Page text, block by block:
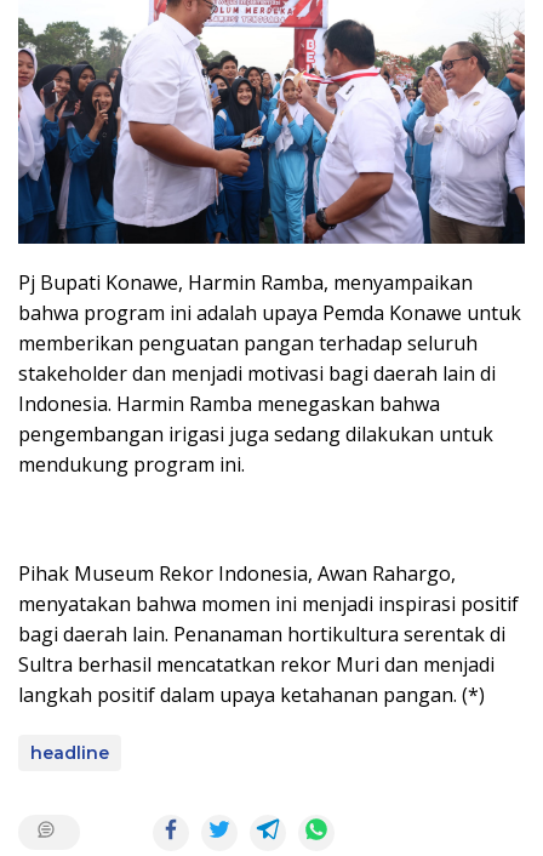
Pj Bupati Konawe, Harmin Ramba, menyampaikan
bahwa program ini adalah upaya Pemda Konawe untuk
memberikan penguatan pangan terhadap seluruh
stakeholder dan menjadi motivasi bagi daerah lain di
Indonesia. Harmin Ramba menegaskan bahwa
pengembangan irigasi juga sedang dilakukan untuk
mendukung program ini.
Pihak Museum Rekor Indonesia, Awan Rahargo,
menyatakan bahwa momen ini menjadi inspirasi positif
bagi daerah lain. Penanaman hortikultura serentak di
Sultra berhasil mencatatkan rekor Muri dan menjadi
langkah positif dalam upaya ketahanan pangan. (*)
headline